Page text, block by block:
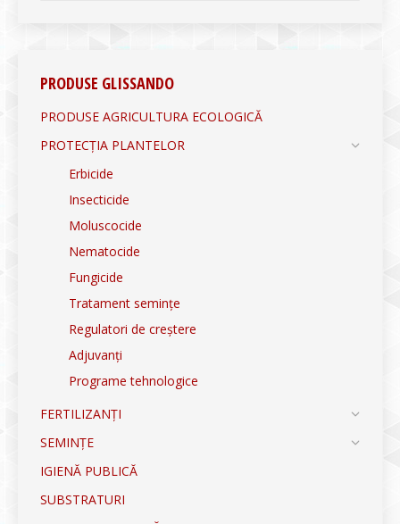
PRODUSE GLISSANDO
PRODUSE AGRICULTURA ECOLOGICĂ
PROTECȚIA PLANTELOR
Erbicide
Insecticide
Moluscocide
Nematocide
Fungicide
Tratament semințe
Regulatori de creștere
Adjuvanți
Programe tehnologice
FERTILIZANȚI
SEMINȚE
IGIENĂ PUBLICĂ
SUBSTRATURI